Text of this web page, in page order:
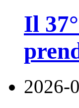
Il
2026-